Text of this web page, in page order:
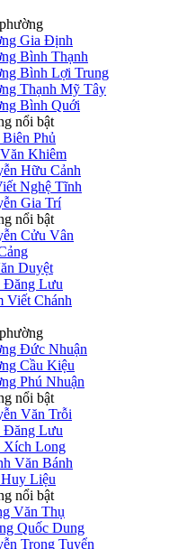
Gia Định
Bình Thạnh
Bình Lợi Trung
Thạnh Mỹ Tây
Bình Quới
nổi bật
Phủ
Khiêm
Hữu Cảnh
Nghệ Tĩnh
Gia Trí
nổi bật
Cửu Vân
Duyệt
Đăng Lưu
Viết Chánh
Đức Nhuận
Cầu Kiệu
Phú Nhuận
nổi bật
Văn Trỗi
Đăng Lưu
Xích Long
Văn Bánh
Liệu
nổi bật
Văn Thụ
Quốc Dung
Trọng Tuyển